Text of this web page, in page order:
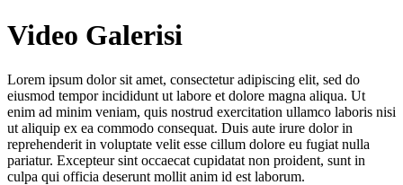
Video Galerisi
Lorem ipsum dolor sit amet, consectetur adipiscing elit, sed do
eiusmod tempor incididunt ut labore et dolore magna aliqua. Ut
enim ad minim veniam, quis nostrud exercitation ullamco laboris nisi
ut aliquip ex ea commodo consequat. Duis aute irure dolor in
reprehenderit in voluptate velit esse cillum dolore eu fugiat nulla
pariatur. Excepteur sint occaecat cupidatat non proident, sunt in
culpa qui officia deserunt mollit anim id est laborum.